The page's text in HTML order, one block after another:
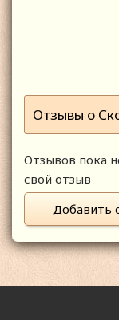
Отзывы о
Отзывов пока
свой отзыв
Добавить